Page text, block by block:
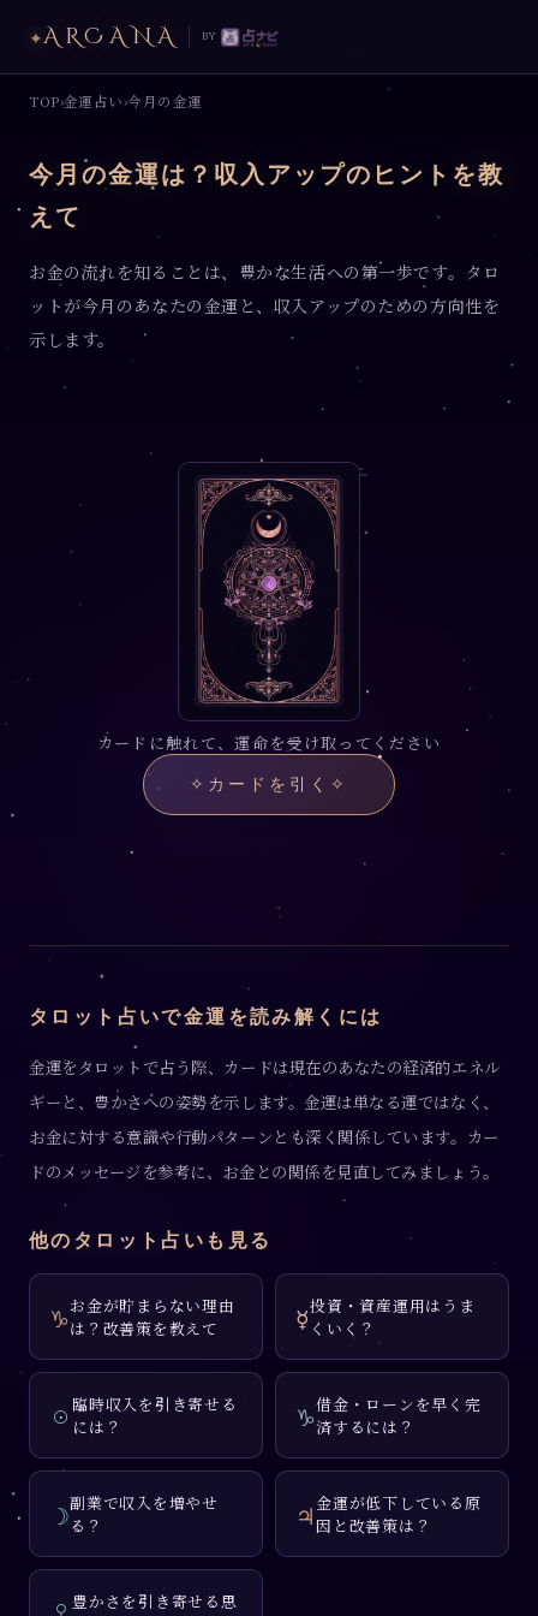
✦ARCANA by
TOP›金運占い›今月の金運
今月の金運は？収入アップのヒントを教
えて
お金の流れを知ることは、豊かな生活への第一歩です。タロ
ットが今月のあなたの金運と、収入アップのための方向性を
示します。
カードに触れて、運命を受け取ってください
✧ カードを引く ✧
タロット占いで金運を読み解くには
金運をタロットで占う際、カードは現在のあなたの経済的エネル
ギーと、豊かさへの姿勢を示します。金運は単なる運ではなく、
お金に対する意識や行動パターンとも深く関係しています。カー
ドのメッセージを参考に、お金との関係を見直してみましょう。
他のタロット占いも見る
♑お金が貯まらない理由
は？改善策を教えて
☿投資・資産運用はうま
くいく？
☉ 臨時収入を引き寄せる
には？
♑借金・ローンを早く完
済するには？
☽副業で収入を増やせ
る？
♃ 金運が低下している原
因と改善策は？
豊かさを引き寄せる思